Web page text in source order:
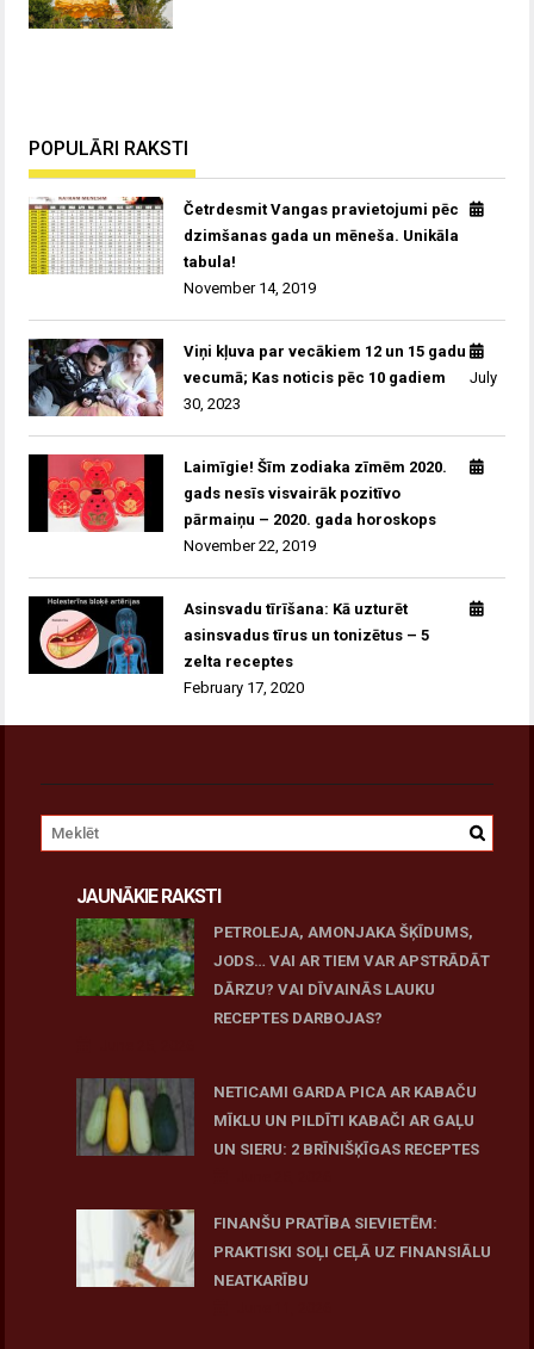
POPULĀRI RAKSTI
Četrdesmit Vangas pravietojumi pēc
dzimšanas gada un mēneša. Unikāla
tabula!
November 14, 2019
Viņi kļuva par vecākiem 12 un 15 gadu
vecumā; Kas noticis pēc 10 gadiem
July
30, 2023
Laimīgie! Šīm zodiaka zīmēm 2020.
gads nesīs visvairāk pozitīvo
pārmaiņu – 2020. gada horoskops
November 22, 2019
Asinsvadu tīrīšana: Kā uzturēt
asinsvadus tīrus un tonizētus – 5
zelta receptes
February 17, 2020
JAUNĀKIE RAKSTI
PETROLEJA, AMONJAKA ŠĶĪDUMS,
JODS… VAI AR TIEM VAR APSTRĀDĀT
DĀRZU? VAI DĪVAINĀS LAUKU
RECEPTES DARBOJAS?
NETICAMI GARDA PICA AR KABAČU
MĪKLU UN PILDĪTI KABAČI AR GAĻU
UN SIERU: 2 BRĪNIŠĶĪGAS RECEPTES
FINANŠU PRATĪBA SIEVIETĒM:
PRAKTISKI SOĻI CEĻĀ UZ FINANSIĀLU
NEATKARĪBU